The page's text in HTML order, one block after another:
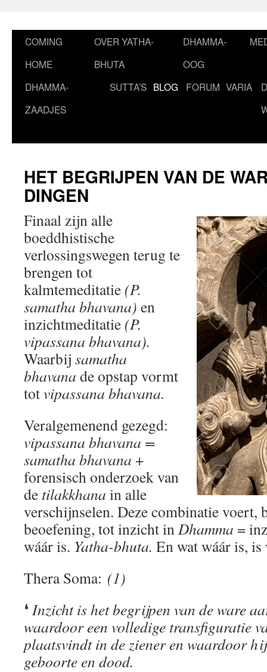
COMING
HOME
OVER YATHA-
BHUTA
DHAMMA-
OOG
DHAMMA-
ZAADJES
SUTTA’S BLOG FORUM VARIA
HET BEGRIJPEN VAN DE
DINGEN
Finaal zijn alle
boeddhistische
verlossingswegen terug te
brengen tot
kalmtemeditatie (P.
samatha bhavana) en
inzichtmeditatie (P.
vipassana bhavana).
Waarbij samatha
bhavana de opstap vormt
totvipassana bhavana.
Veralgemenend gezegd:
vipassana bhavana =
samatha bhavana +
forensisch onderzoek van
de tilakkhana in alle
verschijnselen. Deze combinatie voert,
beoefening, tot inzicht inDhamma =
wáár is. Yatha-bhuta. En wat wáár is,
Thera Soma: (1)
❛ Inzicht is het begrijpen van de ware
waardoor een volledige transfiguratie
plaatsvindt in de ziener en waardoor
geboorte en dood.